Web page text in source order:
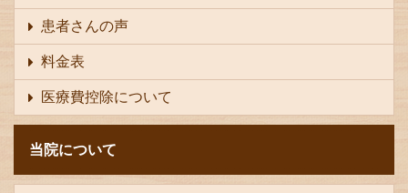
患者さんの声
料金表
医療費控除について
当院について